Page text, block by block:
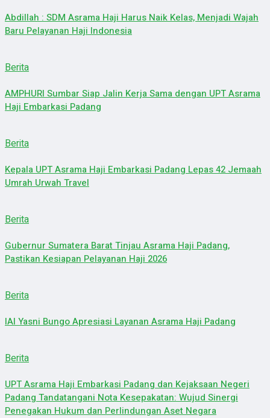
Abdillah : SDM Asrama Haji Harus Naik Kelas, Menjadi Wajah
Baru Pelayanan Haji Indonesia
Berita
AMPHURI Sumbar Siap Jalin Kerja Sama dengan UPT Asrama
Haji Embarkasi Padang
Berita
Kepala UPT Asrama Haji Embarkasi Padang Lepas 42 Jemaah
Umrah Urwah Travel
Berita
Gubernur Sumatera Barat Tinjau Asrama Haji Padang,
Pastikan Kesiapan Pelayanan Haji 2026
Berita
IAI Yasni Bungo Apresiasi Layanan Asrama Haji Padang
Berita
UPT Asrama Haji Embarkasi Padang dan Kejaksaan Negeri
Padang Tandatangani Nota Kesepakatan: Wujud Sinergi
Penegakan Hukum dan Perlindungan Aset Negara